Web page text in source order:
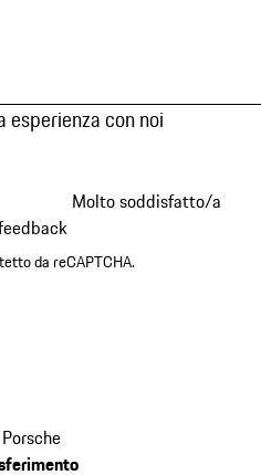
esperienza con noi
Molto soddisfatto/a
da reCAPTCHA.